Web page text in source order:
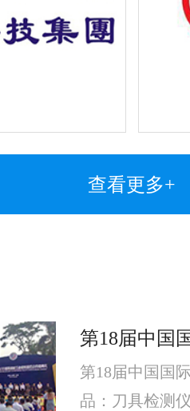
查看更多+
第18届中国国
品：刀具检测